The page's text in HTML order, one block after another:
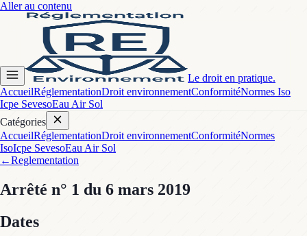
Aller au contenu
Le droit en pratique.
AccueilRéglementationDroit environnementConformitéNormes Iso
Icpe SevesoEau Air Sol
Catégories
AccueilRéglementationDroit environnementConformitéNormes
IsoIcpe SevesoEau Air Sol
←Reglementation
Arrêté n° 1 du 6 mars 2019
Dates